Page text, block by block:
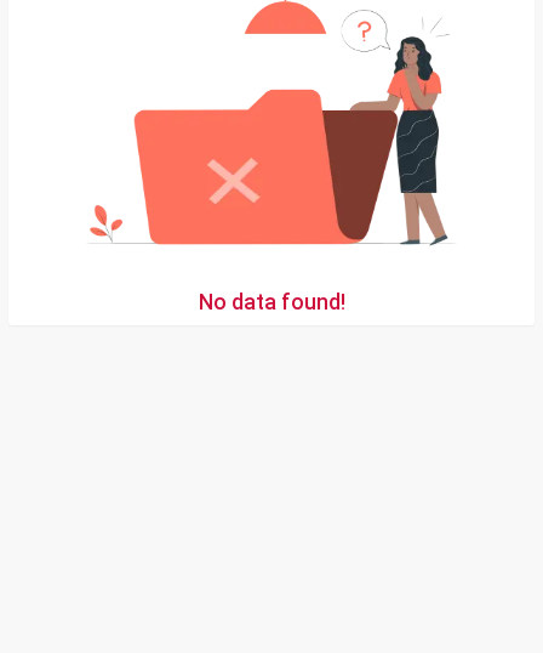
No data found!